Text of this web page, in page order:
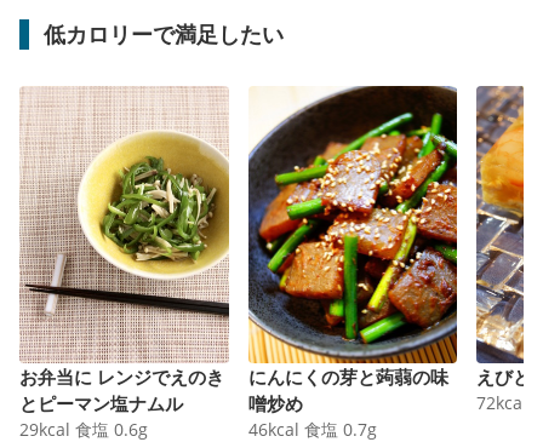
低カロリーで満足したい
お弁当に レンジでえのき
とピーマン塩ナムル
29kcal 食塩 0.6g
にんにくの芽と蒟蒻の味
噌炒め
46kcal 食塩 0.7g
えびと
72kcal